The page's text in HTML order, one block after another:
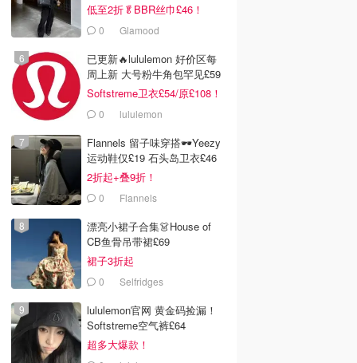
低至2折🥬BBR丝巾£46！
0 Glamood
已更新🔥lululemon 好价区每
周上新 大号粉牛角包罕见£59
Softstreme卫衣£54/原£108！
0 lululemon
Flannels 留子味穿搭🕶️Yeezy
运动鞋仅£19 石头岛卫衣£46
2折起+叠9折！
0 Flannels
漂亮小裙子合集👗House of
CB鱼骨吊带裙£69
裙子3折起
0 Selfridges
lululemon官网 黄金码捡漏！
Softstreme空气裤£64
超多大爆款！